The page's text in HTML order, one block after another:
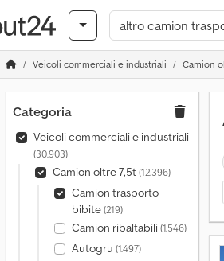
Veicoli commerciali e industriali Camion
Categoria
Veicoli commerciali e industriali
(30.903)
Camion oltre 7,5t(12.396)
Camion trasporto
bibite(219)
Camion ribaltabili(1.546)
Autogru (1.497)